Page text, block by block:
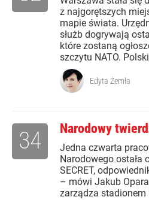
z najgorętszych
mapie świata.
służb dogrywają
które zostaną
szczytu NATO.
Edyta Żemła
Narodowy
Jedna czwarta
Narodowego ostała
SECRET,
– mówi Jakub
zarządza stadionem
34